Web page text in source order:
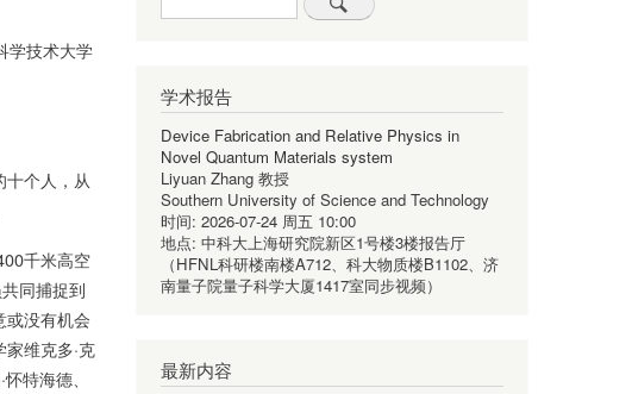
学技术大学
个人，从
千米高空
同捕捉到
或没有机会
维克多·克
特海德、
学术报告
Device Fabrication and Relative Physics in
Novel Quantum Materials system
Liyuan Zhang 教授
Southern University of Science and Technology
时间: 2026-07-24 周五 10:00
地点: 中科大上海研究院新区1号楼3楼报告厅
（HFNL科研楼南楼A712、科大物质楼B1102、济
南量子院量子科学大厦1417室同步视频）
最新内容